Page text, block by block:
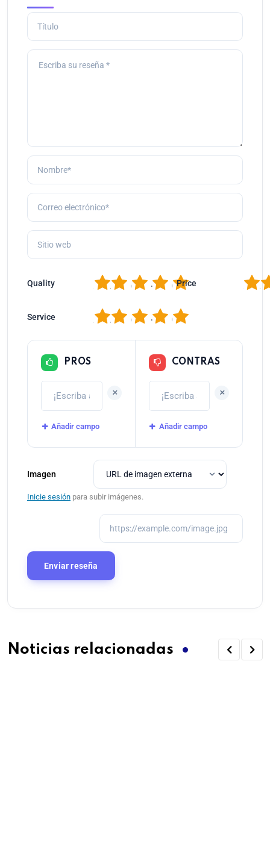
Quality 5
4
3
2 Price 2
Service 5
4
3
2
PROS
+
Añadir campo
CONTRAS
+
Añadir campo
Imagen
Inicie sesión para subir imágenes.
Noticias relacionadas